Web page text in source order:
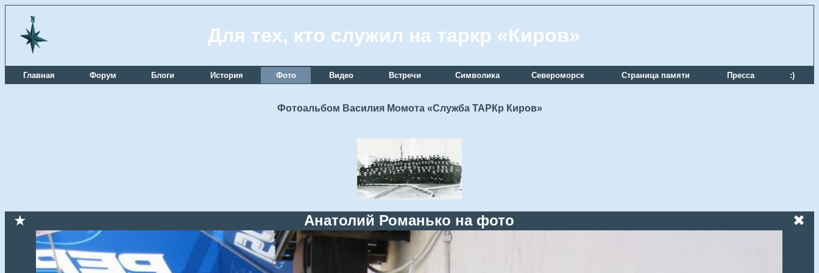
Для тех, кто служил на таркр «Киров»
Главная Форум Блоги История Фото Видео Встречи Символика Североморск Страница памяти Пресса :)
Фотоальбом Василия Момота «Служба ТАРКр Киров»
★ Анатолий Романько на фото ✖